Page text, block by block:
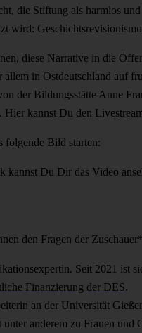
die Stiftung als harmlos
wird:
diese Narrative in die
in Ostdeutschland auf
der Bildungsstätte Anne
kannst Du den
folgende Bild starten:
Du Dir das Video
den Fragen der
Seit 2021 ist
Finanzierung der DES.
an der Universität
unter anderem zu Frauen